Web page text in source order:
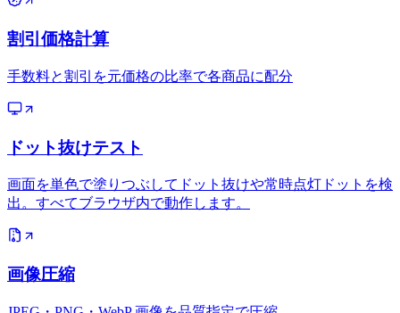
割引価格計算
手数料と割引を元価格の比率で各商品に配分
ドット抜けテスト
画面を単色で塗りつぶしてドット抜けや常時点灯ドットを検
出。すべてブラウザ内で動作します。
画像圧縮